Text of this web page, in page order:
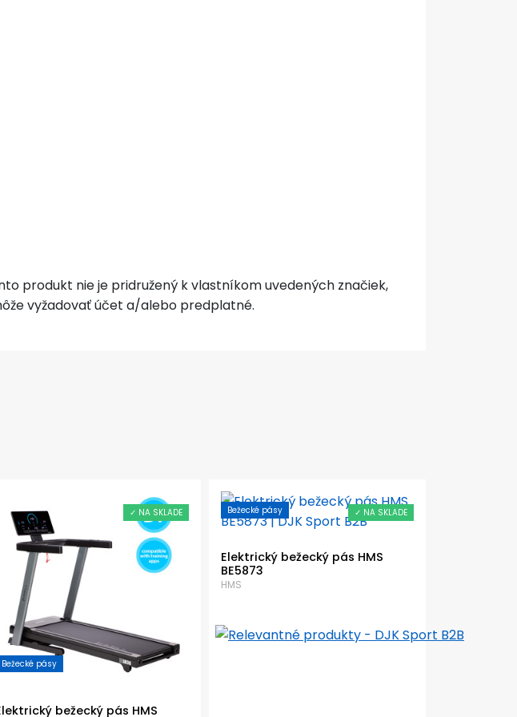
produkt nie je pridružený k vlastníkom uvedených značiek,
vyžadovať účet a/alebo predplatné.
Bežecké pásy
✓ NA SKLADE
bežecký pás HMS
Bežecké pásy ✓ NA SKLADE
Elektrický bežecký pás HMS
BE5873
HMS